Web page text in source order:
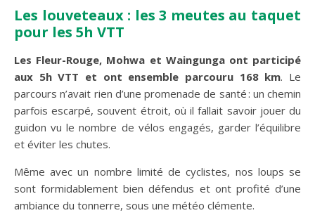
Les louveteaux : les 3 meutes au taquet
pour les 5h VTT
Les Fleur-Rouge, Mohwa et Waingunga ont participé
aux 5h VTT et ont ensemble parcouru 168 km. Le
parcours n’avait rien d’une promenade de santé : un chemin
parfois escarpé, souvent étroit, où il fallait savoir jouer du
guidon vu le nombre de vélos engagés, garder l’équilibre
et éviter les chutes.
Même avec un nombre limité de cyclistes, nos loups se
sont formidablement bien défendus et ont profité d’une
ambiance du tonnerre, sous une météo clémente.